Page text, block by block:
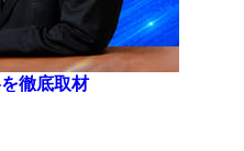
徹底取材